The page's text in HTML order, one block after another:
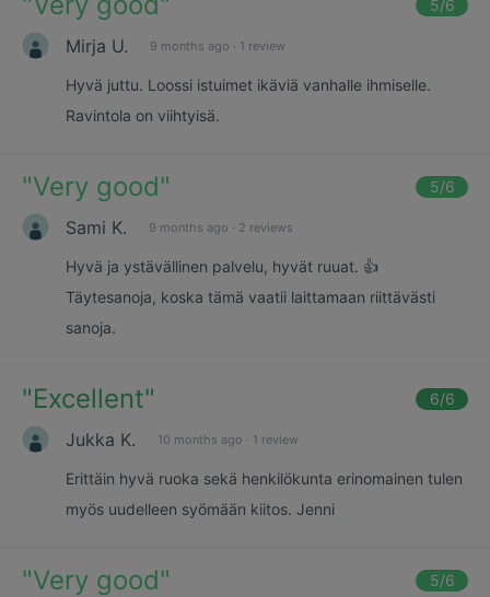
5/6
Mirja U. 9 months ago · 1 review
Hyvä juttu. Loossi istuimet ikäviä vanhalle ihmiselle.
Ravintola on viihtyisä.
"Very good" 5/6
Sami K. 9 months ago · 2 reviews
Hyvä ja ystävällinen palvelu, hyvät ruuat. 👍
Täytesanoja, koska tämä vaatii laittamaan riittävästi
sanoja.
"Excellent" 6/6
Jukka K. 10 months ago · 1 review
Erittäin hyvä ruoka sekä henkilökunta erinomainen tulen
myös uudelleen syömään kiitos. Jenni
"Very good" 5/6